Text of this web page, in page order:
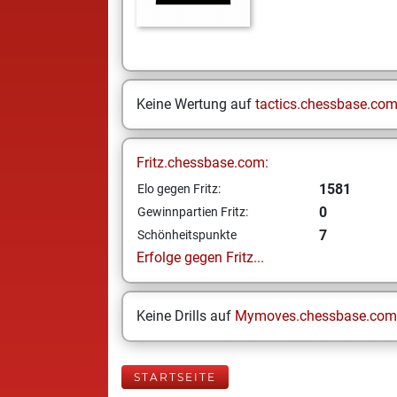
Keine Wertung auf tactics.chessbase.com
Fritz.chessbase.com:
Elo gegen Fritz: 1581
Gewinnpartien Fritz: 0
Schönheitspunkte
7
Erfolge gegen Fritz...
Keine Drills auf Mymoves.chessbase.com
STARTSEITE